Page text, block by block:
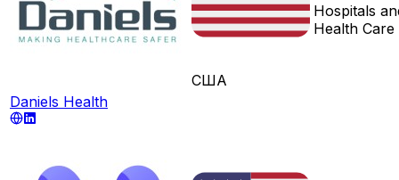
Daniels Health
США
Hospitals
Health Care